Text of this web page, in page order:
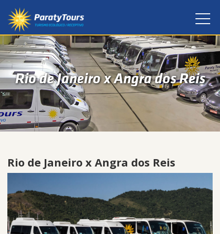
Rio de Janeiro x Angra dos Reis
Rio de Janeiro x Angra dos Reis